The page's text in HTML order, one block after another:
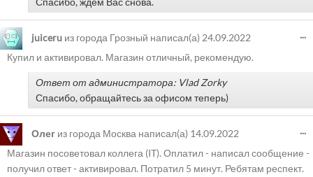
juiceru из города Грозный написал(а) 24.09.2022
Купил и активировал. Магазин отличный, рекомендую.
Ответ от администратора: Vlad Zorky
Спасибо, обращайтесь за офисом теперь)
...
Олег из города Москва написал(а) 14.09.2022
Магазин посоветовал коллега (IT). Оплатил - написал сообщение -
получил ответ - активировал. Потратил 5 минут. Ребятам респект.
...